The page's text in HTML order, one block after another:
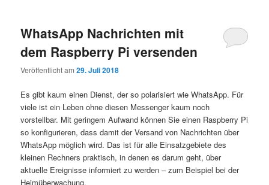
WhatsApp Nachrichten mit
dem Raspberry Pi versenden
Veröffentlicht am29. Juli 2018
Es gibt kaum einen Dienst, der so polarisiert wie WhatsApp. Für
viele ist ein Leben ohne diesen Messenger kaum noch
vorstellbar. Mit geringem Aufwand können Sie einen Raspberry Pi
so konfigurieren, dass damit der Versand von Nachrichten über
WhatsApp möglich wird. Das ist für alle Einsatzgebiete des
kleinen Rechners praktisch, in denen es darum geht, über
aktuelle Ereignisse informiert zu werden – zum Beispiel bei der
Heimüberwachung.